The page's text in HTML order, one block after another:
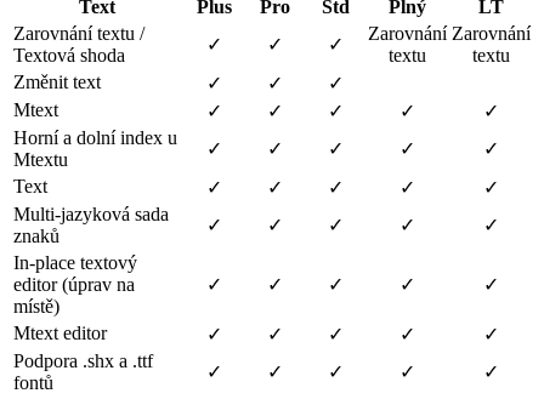
Text
Plus Pro Std Plný
LT
Zarovnání textu /
Textová shoda
✓ ✓ ✓
Zarovnání
textu
Zarovnání
textu
Změnit text
✓ ✓
✓
Mtext
✓ ✓ ✓ ✓
✓
Horní a dolní index u
Mtextu
✓ ✓ ✓ ✓
✓
Text
✓ ✓ ✓ ✓
✓
Multi-jazyková sada
znaků
✓ ✓ ✓ ✓
✓
In-place textový
editor (úprav na
místě)
✓ ✓ ✓ ✓ ✓
Mtext editor ✓ ✓ ✓ ✓
✓
Podpora .shx a .ttf
fontů
✓ ✓ ✓ ✓
✓